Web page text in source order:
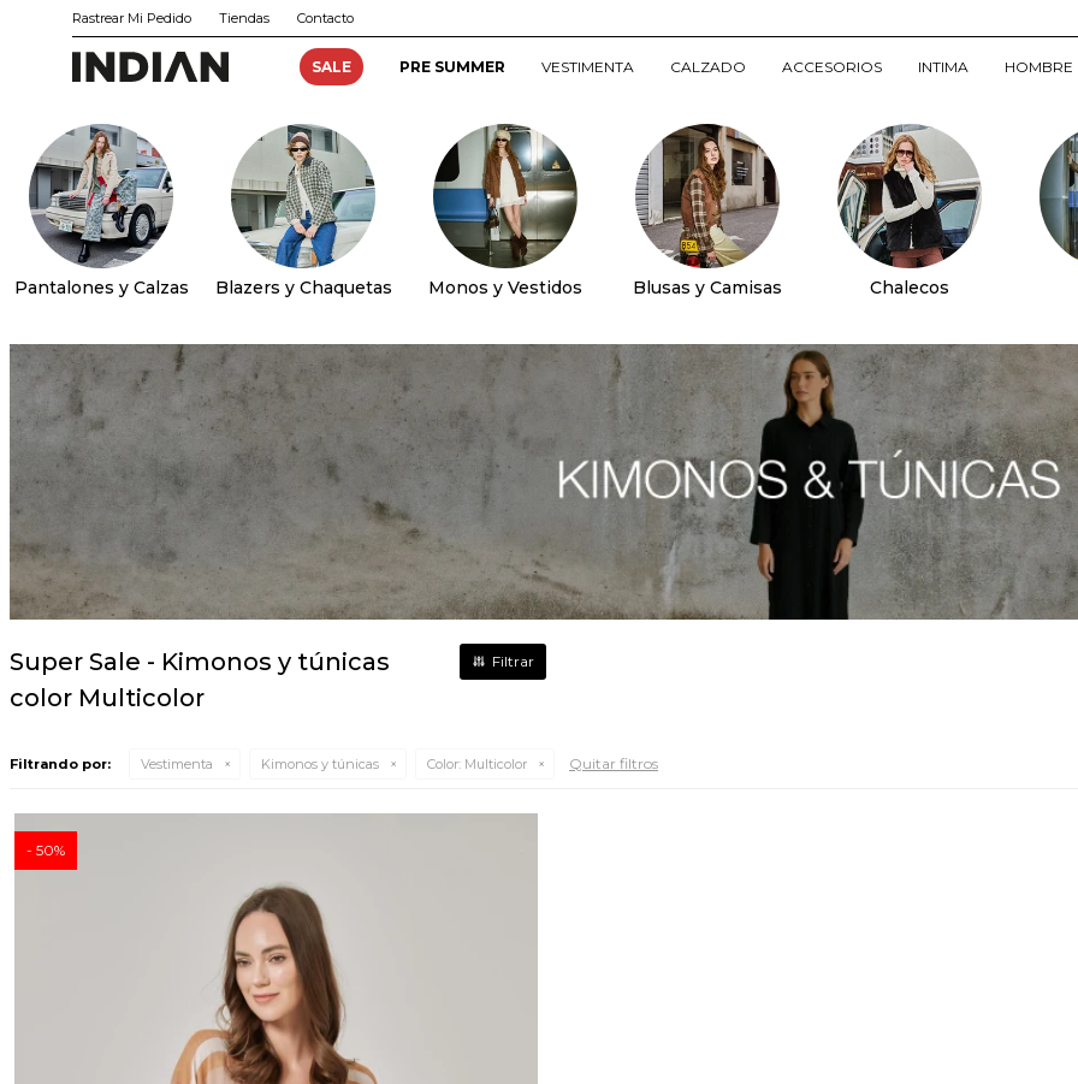
SALE PRE SUMMER VESTIMENTA CALZADO ACCESORIOS INTIMA HOMBRE
Rastrear Mi Pedido Tiendas Contacto
Pantalones y Calzas Blazers y Chaquetas Monos y Vestidos Blusas y Camisas Chalecos
Super Sale - Kimonos y túnicas
color Multicolor
Filtrando por: Vestimenta Kimonos y túnicas Color: Multicolor Quitar filtros
50